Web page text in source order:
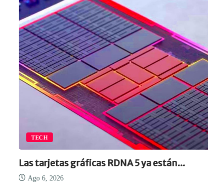
TECH
Las tarjetas gráficas RDNA 5 ya están...
Ago 6, 2026